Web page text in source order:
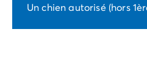
Un chien autorisé (hors